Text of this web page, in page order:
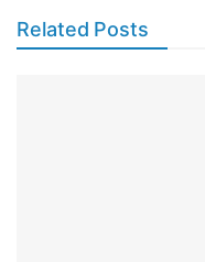
Related Posts